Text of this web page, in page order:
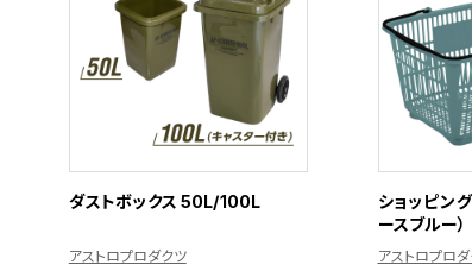
ダストボックス 50L/100L
アストロプロダクツ
ショッピン
ースブルー）
アストロプロ